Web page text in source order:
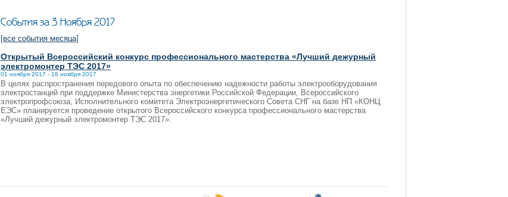
События за 3 Ноября 2017
[все события месяца]
Открытый Всероссийский конкурс профессионального мастерства «Лучший дежурный
электромонтер ТЭС 2017»
01 ноября 2017 - 16 ноября 2017
В целях распространения передового опыта по обеспечению надежности работы электрооборудования
электростанций при поддержке Министерства энергетики Российской Федерации, Всероссийского
электропрофсоюза, Исполнительного комитета Электроэнергетического Совета СНГ на базе НП «КОНЦ
ЕЭС» планируется проведение открытого Всероссийского конкурса профессионального мастерства
«Лучший дежурный электромонтер ТЭС 2017».